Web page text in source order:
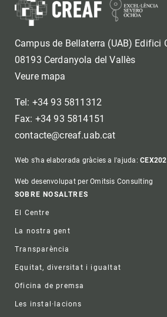
Campus de Bellaterra (UAB) Edifici
08193 Cerdanyola del Vallès
Veure mapa
Tel: +34 93 5811312
Fax: +34 93 5814151
contacte@creaf.uab.cat
Web s'ha elaborada gràcies a l'ajuda:
Web desenvolupat per Omitsis Consulting
Footer
SOBRE NOSALTRES
El Centre
La nostra gent
Transparència
Equitat, diversitat i igualtat
Oficina de premsa
Les instal·lacions